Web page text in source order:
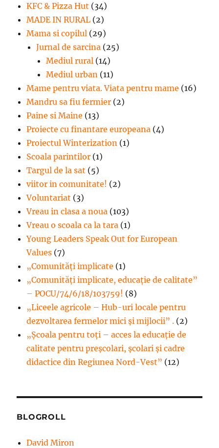
KFC & Pizza Hut (34)
MADE IN RURAL (2)
Mama si copilul (29)
Jurnal de sarcina (25)
Mediul rural (14)
Mediul urban (11)
Mame pentru viata. Viata pentru mame (16)
Mandru sa fiu fermier (2)
Paine si Maine (13)
Proiecte cu finantare europeana (4)
Proiectul Winterization (1)
Scoala parintilor (1)
Targul de la sat (5)
viitor in comunitate! (2)
Voluntariat (3)
Vreau in clasa a noua (103)
Vreau o scoala ca la tara (1)
Young Leaders Speak Out for European
Values (7)
„Comunități implicate (1)
„Comunități implicate, educație de calitate”
– POCU/74/6/18/103759! (8)
„Liceele agricole – Hub-uri locale pentru
dezvoltarea fermelor mici şi mijlocii” . (2)
„Școala pentru toți – acces la educație de
calitate pentru preșcolari, școlari și cadre
didactice din Regiunea Nord-Vest” (12)
BLOGROLL
David Miron